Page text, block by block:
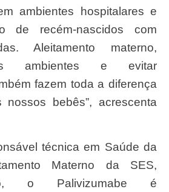
ambientes hospitalares e
de recém-nascidos com
Aleitamento materno,
ambientes e evitar
fazem toda a diferença
bebês”, acrescenta
Materno da SES,
o Palivizumabe é